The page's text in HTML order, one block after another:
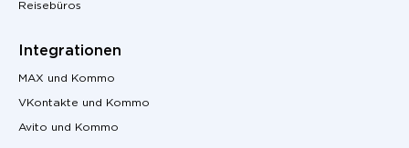
Reisebüros
Integrationen
MAX und Kommo
VKontakte und Kommo
Avito und Kommo